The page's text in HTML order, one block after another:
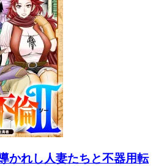
かれし人妻たちと不器用転